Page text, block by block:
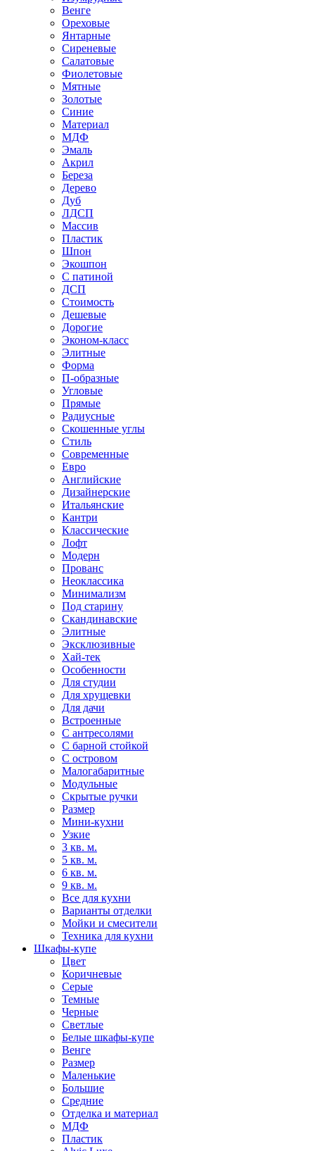
Венге
Ореховые
Янтарные
Сиреневые
Салатовые
Фиолетовые
Мятные
Золотые
Синие
Материал
МДФ
Эмаль
Акрил
Береза
Дерево
Дуб
ЛДСП
Массив
Пластик
Шпон
Экошпон
С патиной
ДСП
Стоимость
Дешевые
Дорогие
Эконом-класс
Элитные
Форма
П-образные
Угловые
Прямые
Радиусные
Скошенные углы
Стиль
Современные
Евро
Английские
Дизайнерские
Итальянские
Кантри
Классические
Лофт
Модерн
Прованс
Неоклассика
Минимализм
Под старину
Скандинавские
Элитные
Эксклюзивные
Хай-тек
Особенности
Для студии
Для хрущевки
Для дачи
Встроенные
С антресолями
С барной стойкой
С островом
Малогабаритные
Модульные
Скрытые ручки
Размер
Мини-кухни
Узкие
3 кв. м.
5 кв. м.
6 кв. м.
9 кв. м.
Все для кухни
Варианты отделки
Мойки и смесители
Техника для кухни
Шкафы-купе
Цвет
Коричневые
Серые
Темные
Черные
Светлые
Белые шкафы-купе
Венге
Размер
Маленькие
Большие
Средние
Отделка и материал
МДФ
Пластик